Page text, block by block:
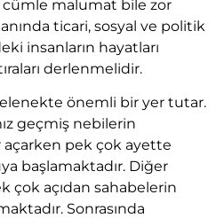
cümle malumat bile zor
ticari, sosyal ve politik
insanların hayatları
derlenmelidir.
önemli bir yer tutar.
geçmiş nebilerin
açarken pek çok ayette
başlamaktadır. Diğer
çok açıdan sahabelerin
Sonrasında